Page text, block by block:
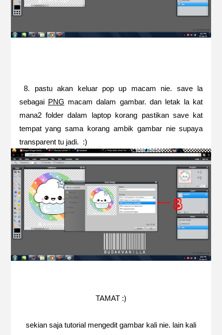
8. pastu akan keluar pop up macam nie. save la
sebagai PNG macam dalam gambar. dan letak la kat
mana2 folder dalam laptop korang pastikan save kat
tempat yang sama korang ambik gambar nie supaya
transparent tu jadi. :)
TAMAT :)
sekian saja tutorial mengedit gambar kali nie. lain kali